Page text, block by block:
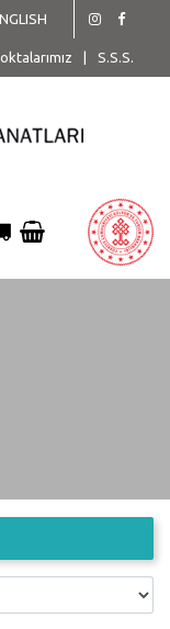
S.S.S.